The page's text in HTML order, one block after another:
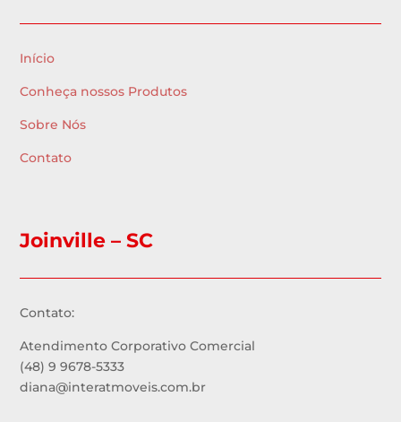
Início
Conheça nossos Produtos
Sobre Nós
Contato
Joinville – SC
Contato:
Atendimento Corporativo Comercial
(48) 9 9678-5333
diana@interatmoveis.com.br